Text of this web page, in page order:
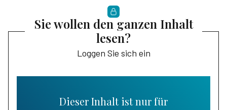
Sie wollen den ganzen Inhalt
lesen?
Loggen Sie sich ein
Dieser Inhalt ist nur für